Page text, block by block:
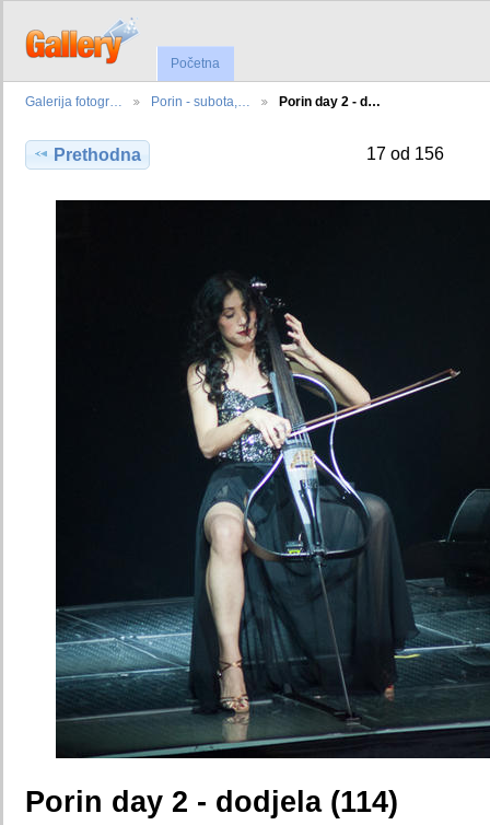
Početna
Galerija fotogr… Porin - subota,… Porin day 2 - d…
Prethodna 17 od 156
Porin day 2 - dodjela (114)